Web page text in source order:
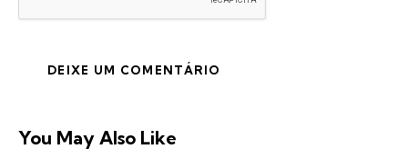
You May Also Like